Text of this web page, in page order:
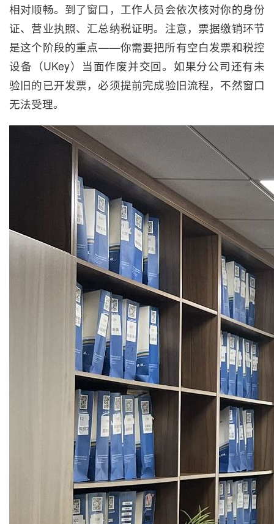
相对顺畅。到了窗口，工作人员会依次核对你的身份
证、营业执照、汇总纳税证明。注意，票据缴销环节
是这个阶段的重点——你需要把所有空白发票和税控
设备（UKey）当面作废并交回。如果分公司还有未
验旧的已开发票，必须提前完成验旧流程，不然窗口
无法受理。